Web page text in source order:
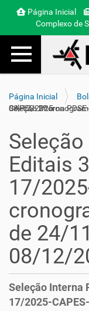
Página Inicial
Complexo de
Toggle navigation
Página Inicial
Seleção Interna PDSE- Editais 32/2025-PPG e 17/2025-CAPES- 2º cronograma- Inscrições de 24/11/2025 a 08/12/2025
Seleção
Editais
17/
de 24/
08/12/
Seleção Interna
17/2025-